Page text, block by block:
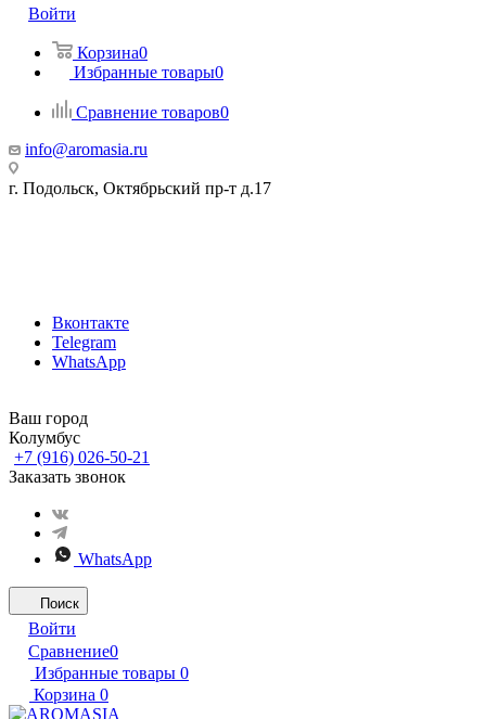
Войти
Корзина0
Избранные товары0
Сравнение товаров0
info@aromasia.ru
г. Подольск, Октябрьский пр-т д.17
Вконтакте
Telegram
WhatsApp
Ваш город
Колумбус
+7 (916) 026-50-21
Заказать звонок
WhatsApp
Поиск
Войти
Сравнение0
Избранные товары 0
Корзина 0